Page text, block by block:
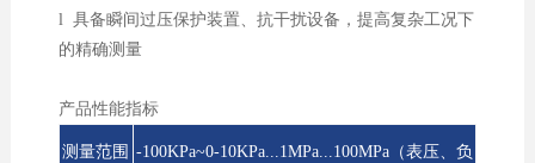
l 具备瞬间过压保护装置、抗干扰设备，提高复杂工况下
的精确测量
产品性能指标
测量范围 -100KPa~0-10KPa...1MPa...100MPa（表压、负